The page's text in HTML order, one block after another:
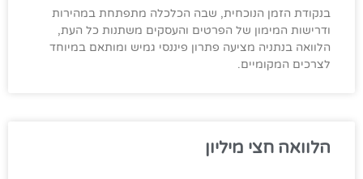
בנקודת הזמן הנוכחית, שבה הכלכלה מתפתחת במהירות
ודרישות המימון של הפרטים והעסקים משתנות כל העת,
הלוואה בנתניה מציעה פתרון פיננסי גמיש ומותאם במיוחד
לצרכים המקומיים.
הלוואה חצי מיליון